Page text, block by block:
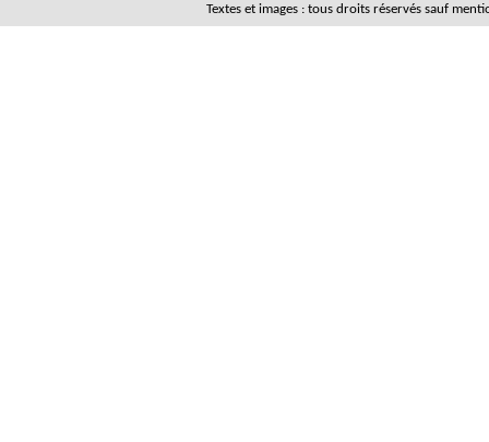
Textes et images : tous droits réservés sauf